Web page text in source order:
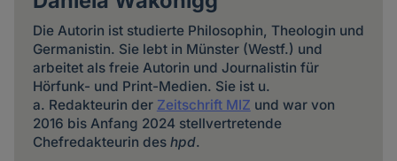
Die Autorin ist studierte Philosophin, Theologin und
Germanistin. Sie lebt in Münster (Westf.) und
arbeitet als freie Autorin und Journalistin für
Hörfunk- und Print-Medien. Sie ist u.
a. Redakteurin der Zeitschrift MIZ und war von
2016 bis Anfang 2024 stellvertretende
Chefredakteurin des hpd.